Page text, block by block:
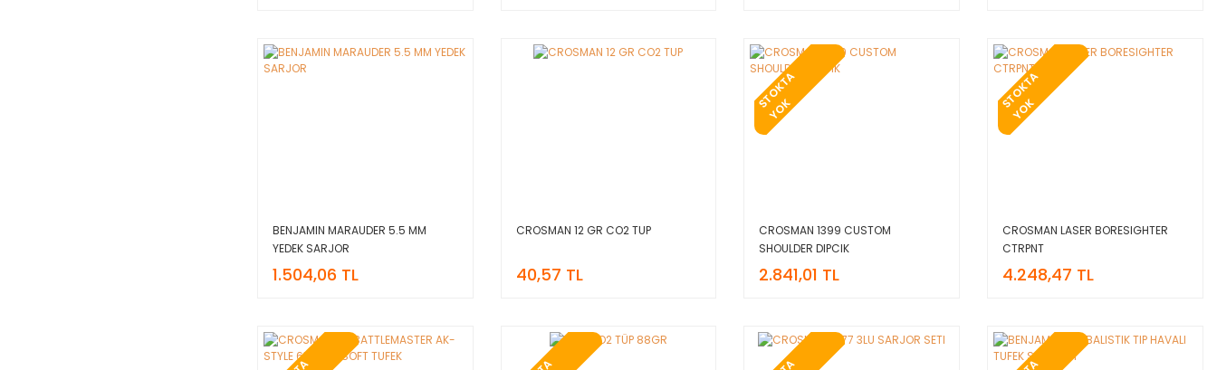
BENJAMIN MARAUDER 5.5 MM
YEDEK SARJOR
1.504,06 TL
CROSMAN 12 GR CO2 TUP
40,57 TL
S
T
O
K
T
A
Y
O
K
CROSMAN 1399 CUSTOM
SHOULDER DIPCIK
2.841,01 TL
S
T
O
K
T
A
Y
O
K
CROSMAN LASER BORESIGHTER
CTRPNT
4.248,47 TL